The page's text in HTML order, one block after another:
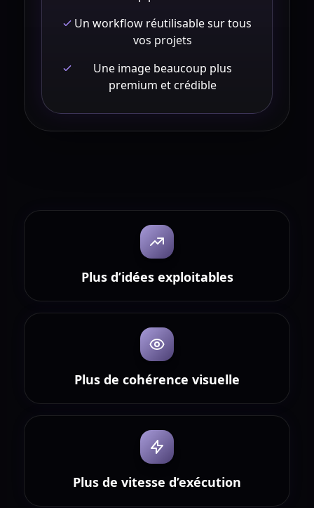
Un workflow réutilisable sur tous
vos projets
Une image beaucoup plus
premium et crédible
Plus d’idées exploitables
Plus de cohérence visuelle
Plus de vitesse d’exécution